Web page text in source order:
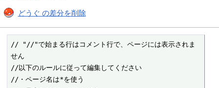
どうぐ の差分を削除
// "//"で始まる行はコメント行で、ページには表示されま
せん
//以下のルールに従って編集してください
//・ページ名は*を使う